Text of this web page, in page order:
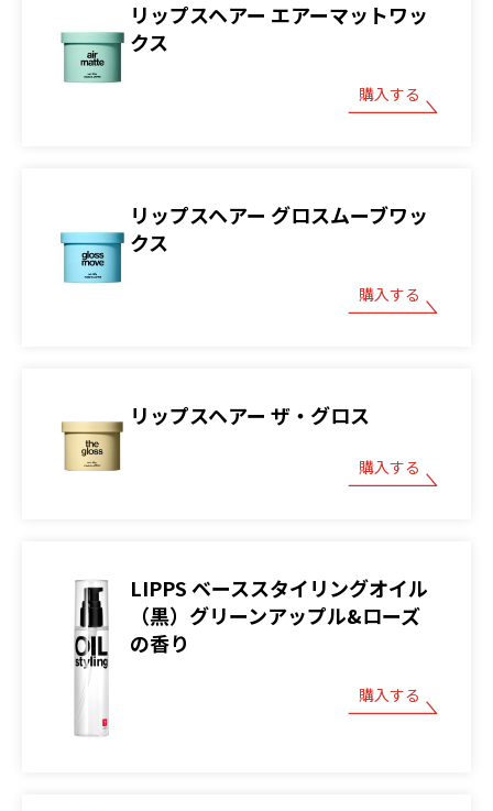
リップスヘアー エアーマットワッ
クス
購入する
リップスヘアー グロスムーブワッ
クス
購入する
リップスヘアー ザ・グロス
購入する
LIPPS ベーススタイリングオイル
（黒）グリーンアップル&ローズ
の香り
購入する